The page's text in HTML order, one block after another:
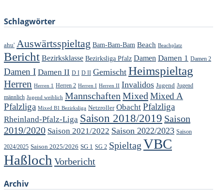
Schlagwörter
ahu' Auswärtsspieltag Bam-Bam-Bam Beach Beachplatz
Bericht Bezirksklasse Bezirksliga Pfalz Damen Damen 1 Damen 2
Damen I Damen II D I D II Gemischt Heimspieltag
Herren Herren 1 Herren 2 Herren I Herren II Invalidos Jugend Jugend
männlich Jugend weiblich Mannschaften Mixed Mixed A
Pfalzliga Mixed B1 Bezirksliga Netzroller Obacht Pfalzliga
Rheinland-Pfalz-Liga Saison 2018/2019 Saison
2019/2020 Saison 2021/2022 Saison 2022/2023 Saison
2024/2025 Saison 2025/2026 SG 1 SG 2 Spieltag VBC
Haßloch Vorbericht
Archiv